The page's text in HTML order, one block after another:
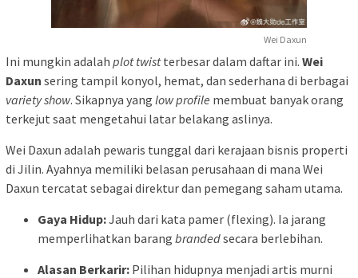
Wei Daxun
Ini mungkin adalah plot twistterbesar dalam daftar ini. Wei
Daxun sering tampil konyol, hemat, dan sederhana di berbagai
variety show. Sikapnya yang low profile membuat banyak orang
terkejut saat mengetahui latar belakang aslinya.
Wei Daxun adalah pewaris tunggal dari kerajaan bisnis properti
di Jilin. Ayahnya memiliki belasan perusahaan di mana Wei
Daxun tercatat sebagai direktur dan pemegang saham utama.
Gaya Hidup:Jauh dari kata pamer (flexing). Ia jarang
memperlihatkan barang brandedsecara berlebihan.
Alasan Berkarir: Pilihan hidupnya menjadi artis murni